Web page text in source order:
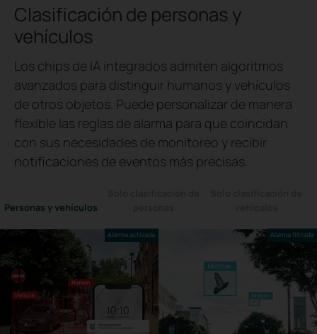
Clasificación de personas y
vehículos
Los chips de IA integrados admiten algoritmos
avanzados para distinguir humanos y vehículos
de otros objetos. Puede personalizar de manera
flexible las reglas de alarma para que coincidan
con sus necesidades de monitoreo y recibir
notificaciones de eventos más precisas.
Personas y vehículos
Alarma activada Alarma filtrada